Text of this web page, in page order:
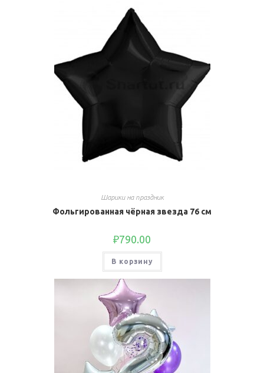
Шарики на праздник
Фольгированная чёрная звезда 76 см
₽790.00
В корзину